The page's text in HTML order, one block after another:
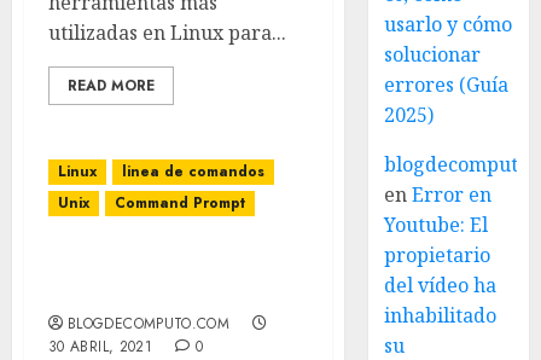
utilizadas en Linux para...
READ MORE
Linux
linea de comandos
Unix
Command Prompt
BLOGDECOMPUTO.COM
30 ABRIL, 2021
0
usarlo y cómo
solucionar
errores (Guía
2025)
enError en
Youtube: El
propietario
del vídeo ha
inhabilitado
su